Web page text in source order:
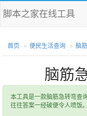
脚本之家在线工具
首页 便民生活查询 脑
脑筋
本工具是一款脑筋急转弯查
往往答案一经破便令人喷饭